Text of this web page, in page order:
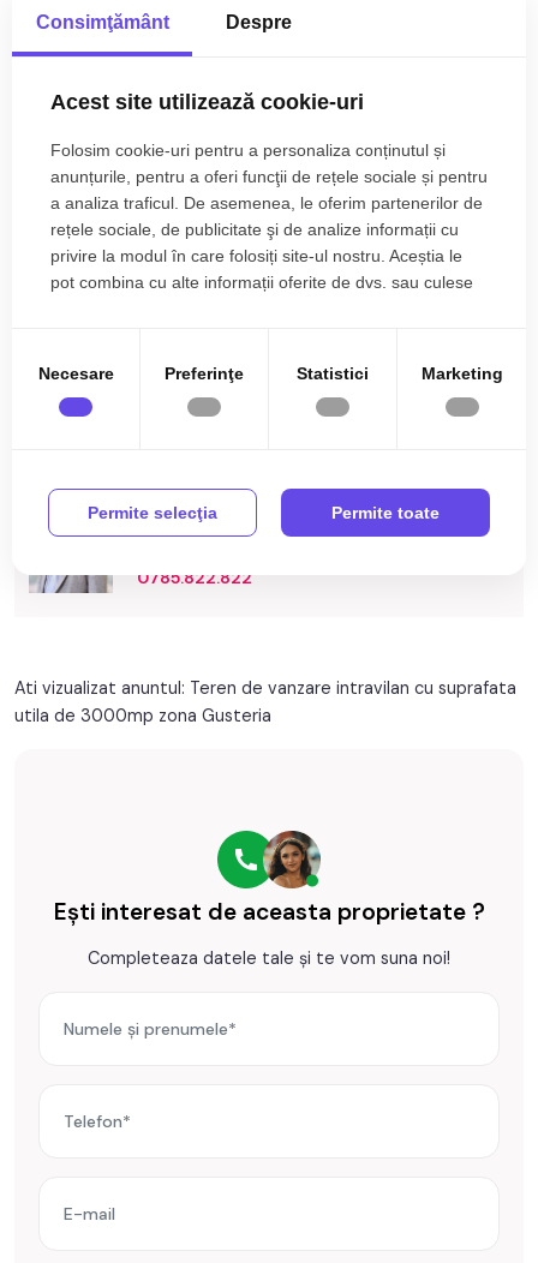
suprafatade3.000
mp situat in zona Gusterita, mai exact
intrare Gusterita str. Alunului Nr.FN. Sibiu.
Terenul este parcelat avand CF separat, respectiv
Utilitatii in zona: gaz, canalizare, apa, curent electric.
Terenul este bine pozitionat avand acces auto, cu potential
ridicat pentru dezvoltare imobiliara.
UL1 Locuinte cu regim redus de inaltime (P+1+M/ S+P+1+R/
S+D+P+M/ S+D+P+M; UM zona mixta P+3+M/ S+P+3+R/
S+D+P+2+M/ S+D+P+2+R)
oferta / id: P22103
Specificații
Ionut Faur
0785.822.822
Ati vizualizat anuntul: Teren de vanzare intravilan cu suprafata
utila de 3000mp zona Gusteria
Ești interesat de aceasta proprietate ?
Completeaza datele tale și te vom suna noi!
Consimţământ Despre
Acest site utilizează cookie-uri
Folosim cookie-uri pentru a personaliza conținutul și
anunțurile, pentru a oferi funcţii de rețele sociale și pentru
a analiza traficul. De asemenea, le oferim partenerilor de
rețele sociale, de publicitate şi de analize informații cu
privire la modul în care folosiți site-ul nostru. Aceștia le
pot combina cu alte informații oferite de dvs. sau culese
Necesare Preferinţe Statistici Marketing
Permite selecţia Permite toate